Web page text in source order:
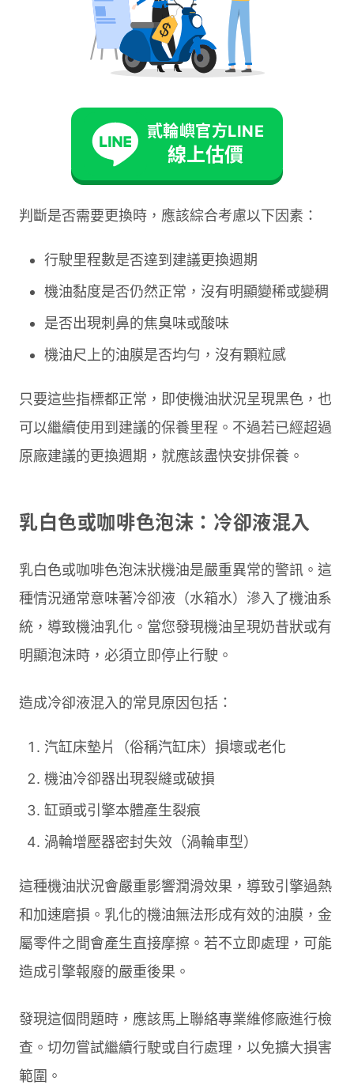
貳輪嶼官方LINE
線上估價
這正是機油發揮清潔功能的證明。許多車主看到深
棕色就擔心，其實這是正常的顏色演變過程。
黑色機油通常表示已接近更換週期，但不代表必須
馬上更換。柴油引擎的機油顏色變黑速度特別快，
有時行駛幾百公里就會轉為深黑色。關鍵在於檢查
機油的黏度、氣味和是否含有雜質。
判斷是否需要更換時，應該綜合考慮以下因素：
行駛里程數是否達到建議更換週期
機油黏度是否仍然正常，沒有明顯變稀或變稠
是否出現刺鼻的焦臭味或酸味
機油尺上的油膜是否均勻，沒有顆粒感
只要這些指標都正常，即使機油狀況呈現黑色，也
可以繼續使用到建議的保養里程。不過若已經超過
原廠建議的更換週期，就應該盡快安排保養。
乳白色或咖啡色泡沫：冷卻液混入
乳白色或咖啡色泡沫狀機油是嚴重異常的警訊。這
種情況通常意味著冷卻液（水箱水）滲入了機油系
統，導致機油乳化。當您發現機油呈現奶昔狀或有
明顯泡沫時，必須立即停止行駛。
造成冷卻液混入的常見原因包括：
汽缸床墊片（俗稱汽缸床）損壞或老化
機油冷卻器出現裂縫或破損
缸頭或引擎本體產生裂痕
渦輪增壓器密封失效（渦輪車型）
這種機油狀況會嚴重影響潤滑效果，導致引擎過熱
和加速磨損。乳化的機油無法形成有效的油膜，金
屬零件之間會產生直接摩擦。若不立即處理，可能
造成引擎報廢的嚴重後果。
發現這個問題時，應該馬上聯絡專業維修廠進行檢
查。切勿嘗試繼續行駛或自行處理，以免擴大損害
範圍。